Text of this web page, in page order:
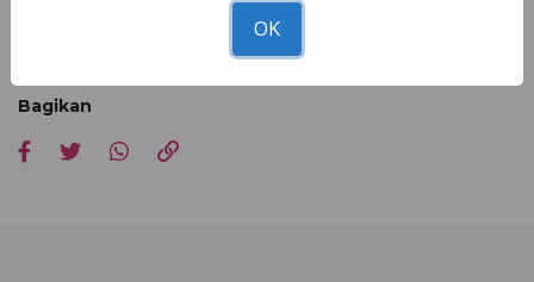
*Kesesuaian foto dan asli 90 - 100% dipengaruhi faktor cahaya
pemotretan, editing dan resolusi cahaya hp masing-masing
Bagikan
OK